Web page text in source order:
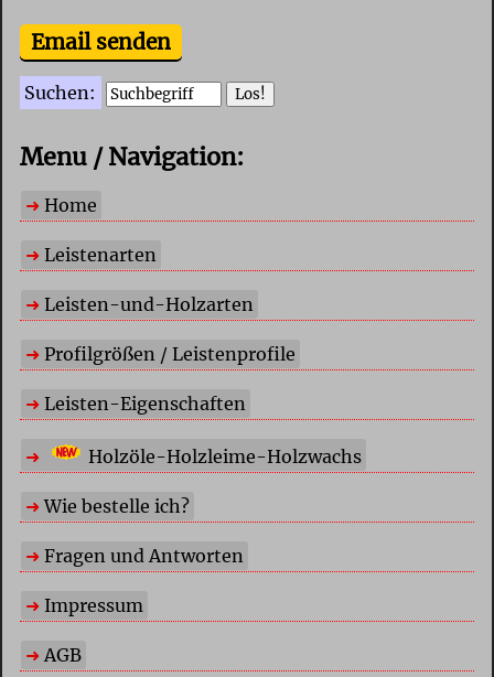
Email senden
Suchen:
Menu / Navigation:
Home
Leistenarten
Leisten-und-Holzarten
Profilgrößen / Leistenprofile
Leisten-Eigenschaften
Holzöle-Holzleime-Holzwachs
Wie bestelle ich?
Fragen und Antworten
Impressum
AGB